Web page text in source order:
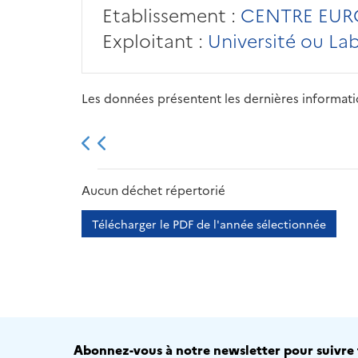
Etablissement : CENTRE
Exploitant : Université ou
Les données présentent les dernières
2013 2014
Aucun déchet répertorié
Télécharger le PDF de l'année sélectionnée
Abonnez-vous à notre newsletter pour suivre